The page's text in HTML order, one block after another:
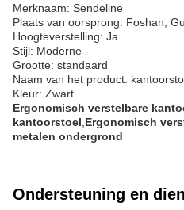
Merknaam: Sendeline
Plaats van oorsprong: Foshan,
Hoogteverstelling: Ja
Stijl: Moderne
Grootte: standaard
Naam van het product:
Kleur: Zwart
Ergonomisch verstelbare
kantoorstoel Ergonomisch
metalen ondergrond
Ondersteuning en